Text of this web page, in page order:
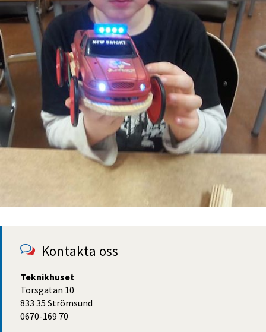
Kontakta oss
Teknikhuset
Torsgatan 10
833 35 Strömsund
0670-169 70